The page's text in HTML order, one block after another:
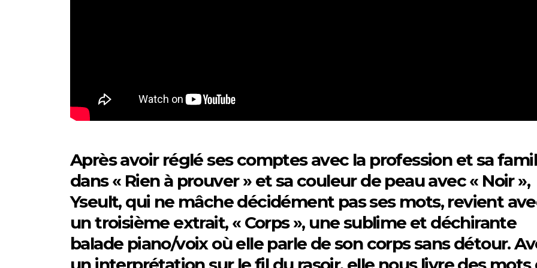
Après avoir réglé ses comptes avec la profession et sa
dans « Rien à prouver » et sa couleur de peau avec « Noir »,
Yseult, qui ne mâche décidément pas ses mots, revient
un troisième extrait, « Corps », une sublime et déchirante
balade piano/voix où elle parle de son corps sans détour.